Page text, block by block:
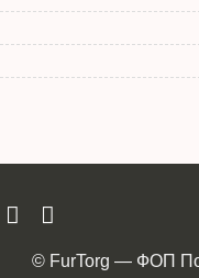
© FurTorg — ФОП